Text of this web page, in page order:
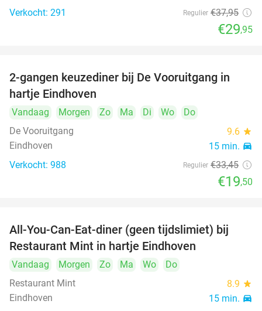
Verkocht: 291 Regulier €37,95
€29,95
42%
2-gangen keuzediner bij De Vooruitgang in
hartje Eindhoven
Vandaag Morgen Zo Ma Di Wo
Do
De Vooruitgang
9.6 star
Eindhoven 15 min. directions_car
Verkocht: 988 Regulier €33,45
€19,50
14%
All-You-Can-Eat-diner (geen tijdslimiet) bij
Restaurant Mint in hartje Eindhoven
Vandaag Morgen Zo Ma Wo
Do
Restaurant Mint
8.9 star
Eindhoven 15 min. directions_car